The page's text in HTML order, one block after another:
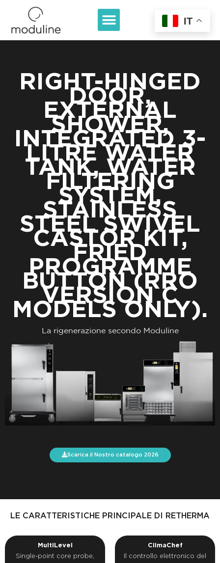
RIGHT-HINGED
DOOR,
EXTERNAL
SHOWER,
INTEGRATED 3-
LITRE WATER
TANK, WATER
FILTERING
SYSTEM,
STAINLESS
STEEL SWIVEL
CASTOR KIT,
FRIED
PROGRAMME
BUTTON (RRO
VERSION C
MODELS ONLY).
La rigenerazione secondo Moduline
Scarica il Nostro catalogo 2026
LE CARATTERISTICHE PRINCIPALE DI RETHERMA
MultiLevel
Single-point core probe,
ClimaChef
Il controllo elettronico del
IT